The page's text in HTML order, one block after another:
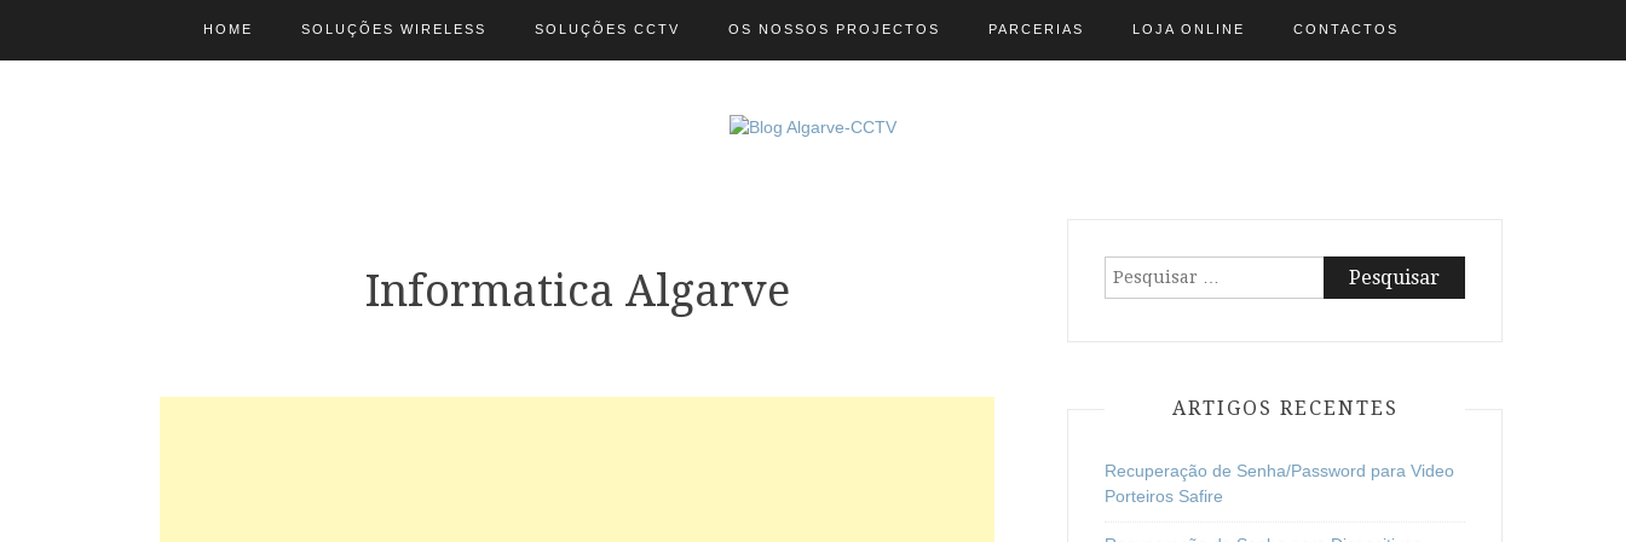
HOME SOLUÇÕES WIRELESS SOLUÇÕES CCTV OS NOSSOS PROJECTOS PARCERIAS LOJA ONLINE CONTACTOS
Informatica Algarve
Pesquisar
por:
ARTIGOS RECENTES
Recuperação de Senha/Password para Video
Porteiros Safire